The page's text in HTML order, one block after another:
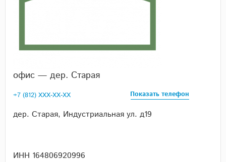
офис — дер. Старая
+7 (812) XXX-XX-XX Показать телефон
дер. Старая, Индустриальная ул. д19
ИНН 164806920996